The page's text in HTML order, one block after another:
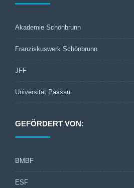
Akademie Schönbrunn
Franziskuswerk Schönbrunn
JFF
Universität Passau
GEFÖRDERT VON:
BMBF
ESF